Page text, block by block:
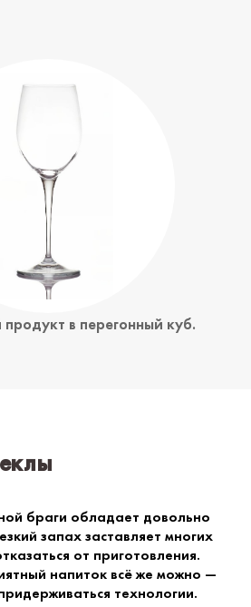
в перегонный куб.
браги обладает довольно
запах заставляет многих
от приготовления.
напиток всё же можно —
технологии.